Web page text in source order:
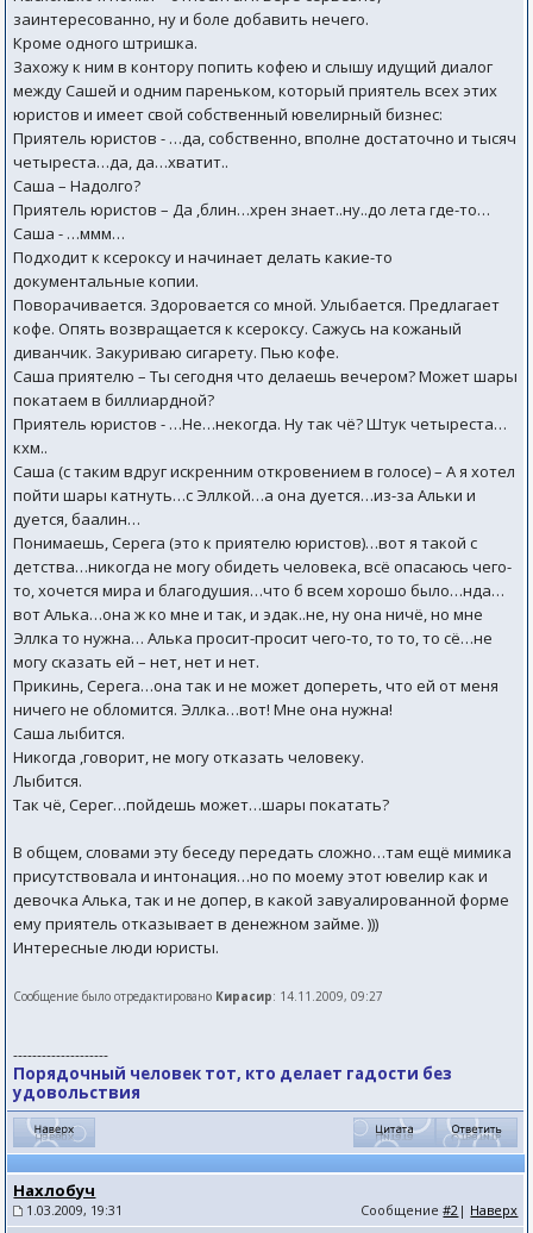
заинтересованно, ну и боле добавить нечего.
Кроме одного штришка.
Захожу к ним в контору попить кофею и слышу идущий диалог
между Сашей и одним пареньком, который приятель всех этих
юристов и имеет свой собственный ювелирный бизнес:
Приятель юристов - …да, собственно, вполне достаточно и тысяч
четыреста…да, да…хватит..
Саша – Надолго?
Приятель юристов – Да ,блин…хрен знает..ну..до лета где-то…
Саша - …ммм…
Подходит к ксероксу и начинает делать какие-то
документальные копии.
Поворачивается. Здоровается со мной. Улыбается. Предлагает
кофе. Опять возвращается к ксероксу. Сажусь на кожаный
диванчик. Закуриваю сигарету. Пью кофе.
Саша приятелю – Ты сегодня что делаешь вечером? Может шары
покатаем в биллиардной?
Приятель юристов - …Не…некогда. Ну так чё? Штук четыреста…
кхм..
Саша (с таким вдруг искренним откровением в голосе) – А я хотел
пойти шары катнуть…с Эллкой…а она дуется…из-за Альки и
дуется, баалин…
Понимаешь, Серега (это к приятелю юристов)…вот я такой с
детства…никогда не могу обидеть человека, всё опасаюсь чего-
то, хочется мира и благодушия…что б всем хорошо было…нда…
вот Алька…она ж ко мне и так, и эдак..не, ну она ничё, но мне
Эллка то нужна… Алька просит-просит чего-то, то то, то сё…не
могу сказать ей – нет, нет и нет.
Прикинь, Серега…она так и не может допереть, что ей от меня
ничего не обломится. Эллка…вот! Мне она нужна!
Саша лыбится.
Никогда ,говорит, не могу отказать человеку.
Лыбится.
Так чё, Серег…пойдешь может…шары покатать?
В общем, словами эту беседу передать сложно…там ещё мимика
присутствовала и интонация…но по моему этот ювелир как и
девочка Алька, так и не допер, в какой завуалированной форме
ему приятель отказывает в денежном займе. )))
Интересные люди юристы.
Сообщение было отредактировано Кирасир: 14.11.2009, 09:27
--------------------
Порядочный человек тот, кто делает гадости без
удовольствия
Нахлобуч
1.03.2009, 19:31 Сообщение#2 | Наверх